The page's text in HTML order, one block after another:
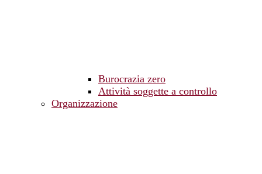
Burocrazia zero
Attività soggette a controllo
Organizzazione